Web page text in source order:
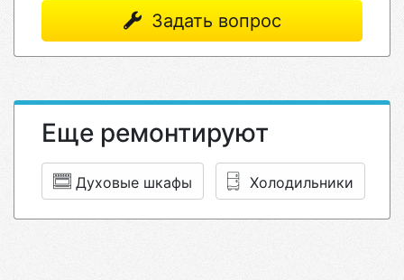
Задать вопрос
Еще ремонтируют
Духовые шкафы Холодильники